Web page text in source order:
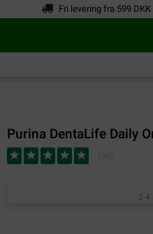
Fri levering fra 599 DKK
Purina DentaLife Daily
2-4